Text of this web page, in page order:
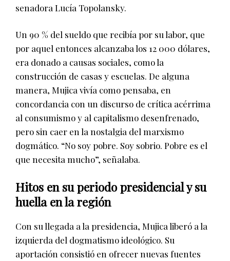
senadora Lucía Topolansky.
Un 90 % del sueldo que recibía por su labor, que
por aquel entonces alcanzaba los 12 000 dólares,
era donado a causas sociales, como la
construcción de casas y escuelas. De alguna
manera, Mujica vivía como pensaba, en
concordancia con un discurso de crítica acérrima
al consumismo y al capitalismo desenfrenado,
pero sin caer en la nostalgia del marxismo
dogmático. “No soy pobre. Soy sobrio. Pobre es el
que necesita mucho”, señalaba.
Hitos en su periodo presidencial y su
huella en la región
Con su llegada a la presidencia, Mujica liberó a la
izquierda del dogmatismo ideológico. Su
aportación consistió en ofrecer nuevas fuentes